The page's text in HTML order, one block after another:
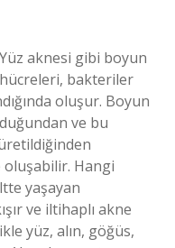
aknesi gibi boyun
bakteriler
oluşur. Boyun
ve bu
oluşabilir. Hangi
yaşayan
ve iltihaplı akne
yüz, alın, göğüs,